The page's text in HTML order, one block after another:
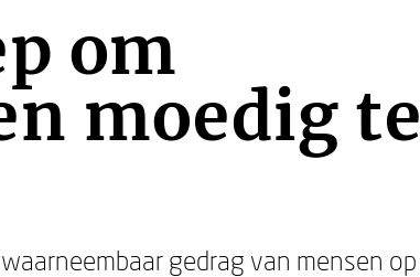
om
moedig te
gedrag van mensen op